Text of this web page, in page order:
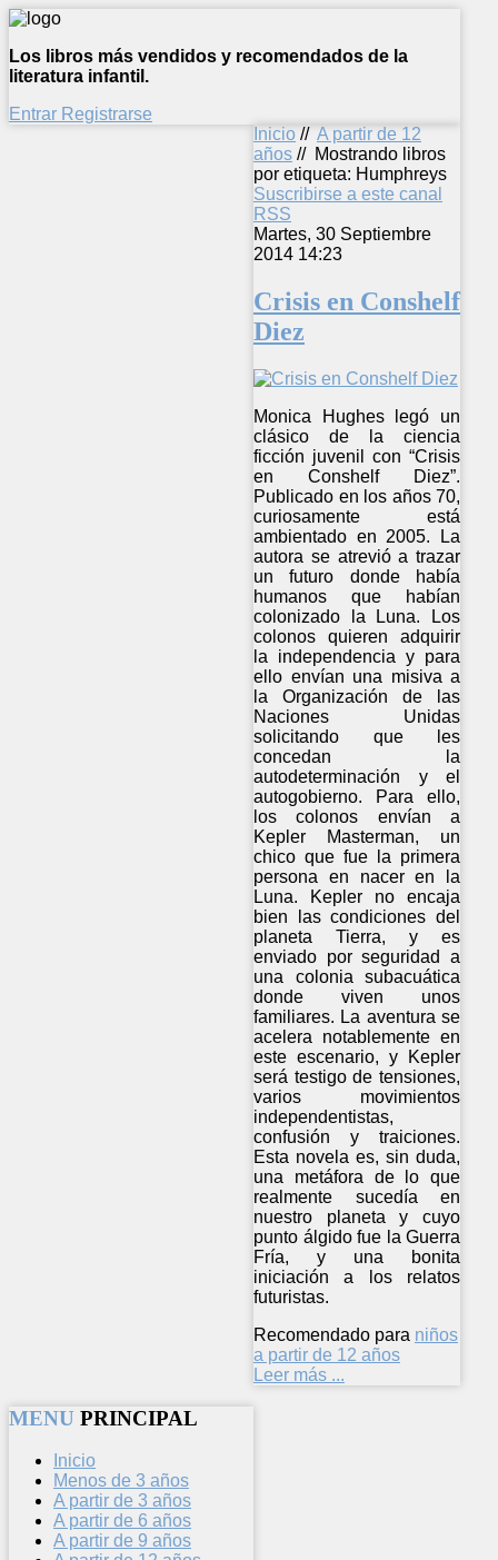
Los libros más vendidos y recomendados de la
literatura infantil.
Entrar Registrarse
Inicio // A partir de 12
años // Mostrando libros
por etiqueta: Humphreys
Suscribirse a este canal
RSS
Martes, 30 Septiembre
2014 14:23
Crisis en Conshelf
Diez
Monica Hughes legó un
clásico de la ciencia
ficción juvenil con “Crisis
en Conshelf Diez”.
Publicado en los años 70,
curiosamente está
ambientado en 2005. La
autora se atrevió a trazar
un futuro donde había
humanos que habían
colonizado la Luna. Los
colonos quieren adquirir
la independencia y para
ello envían una misiva a
la Organización de las
Naciones Unidas
solicitando que les
concedan la
autodeterminación y el
autogobierno. Para ello,
los colonos envían a
Kepler Masterman, un
chico que fue la primera
persona en nacer en la
Luna. Kepler no encaja
bien las condiciones del
planeta Tierra, y es
enviado por seguridad a
una colonia subacuática
donde viven unos
familiares. La aventura se
acelera notablemente en
este escenario, y Kepler
será testigo de tensiones,
varios movimientos
independentistas,
confusión y traiciones.
Esta novela es, sin duda,
una metáfora de lo que
realmente sucedía en
nuestro planeta y cuyo
punto álgido fue la Guerra
Fría, y una bonita
iniciación a los relatos
futuristas.
Recomendado para niños
a partir de 12 años
Leer más ...
MENU PRINCIPAL
Inicio
Menos de 3 años
A partir de 3 años
A partir de 6 años
A partir de 9 años